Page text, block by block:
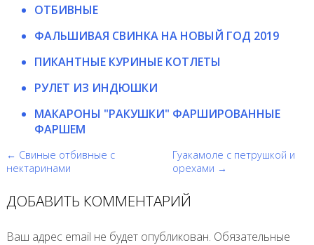
ОТБИВНЫЕ
ФАЛЬШИВАЯ СВИНКА НА НОВЫЙ ГОД 2019
ПИКАНТНЫЕ КУРИНЫЕ КОТЛЕТЫ
РУЛЕТ ИЗ ИНДЮШКИ
МАКАРОНЫ "РАКУШКИ" ФАРШИРОВАННЫЕ
ФАРШЕМ
← Свиные отбивные с
нектаринами
Гуакамоле с петрушкой и
орехами →
ДОБАВИТЬ КОММЕНТАРИЙ
Ваш адрес email не будет опубликован. Обязательные